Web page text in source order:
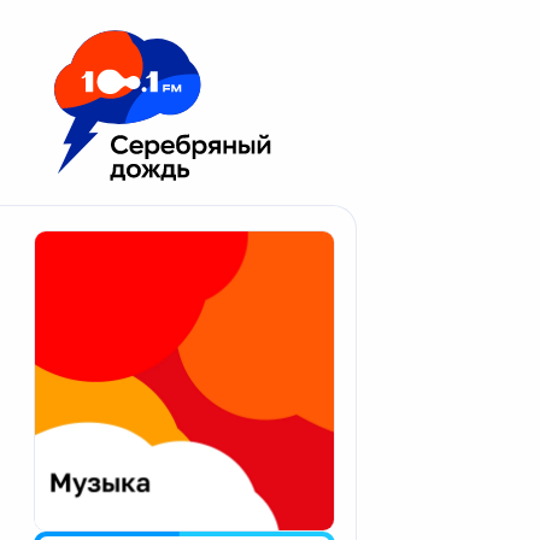
Москва 100.1 FM
Апатиты
Екатеринбург
Калининград
Калуга